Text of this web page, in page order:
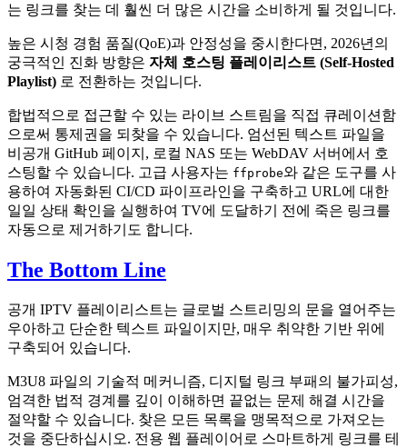
는 링크를 찾는 데 훨씬 더 많은 시간을 소비하게 될 것입니다.
높은 시청 경험 품질(QoE)과 안정성을 중시한다면, 2026년의
궁극적인 진화 방향은 자체 호스팅 플레이리스트 (Self-Hosted
Playlist) 로 전환하는 것입니다.
합법적으로 접근할 수 있는 라이브 스트림을 직접 큐레이션함
으로써 통제권을 되찾을 수 있습니다. 엄선된 텍스트 파일을
비공개 GitHub 페이지, 로컬 NAS 또는 WebDAV 서버에서 호
스팅할 수 있습니다. 고급 사용자는 ffprobe와 같은 도구를 사
용하여 자동화된 CI/CD 파이프라인을 구축하고 URL에 대한
일일 상태 확인을 실행하여 TV에 도달하기 전에 죽은 링크를
자동으로 제거하기도 합니다.
The Bottom Line
공개 IPTV 플레이리스트는 글로벌 스트리밍의 문을 열어주는
우아하고 단순한 텍스트 파일이지만, 매우 취약한 기반 위에
구축되어 있습니다.
M3U8 파일의 기술적 메커니즘, 디지털 링크 부패의 불가피성,
엄격한 법적 경계를 깊이 이해하면 끝없는 문제 해결 시간을
절약할 수 있습니다. 찾은 모든 목록을 맹목적으로 가져오는
것을 중단하십시오. 전용 웹 플레이어로 스마트하게 링크를 테